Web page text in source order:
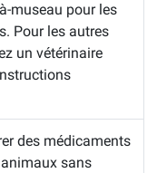
museau pour les
Pour les autres
un vétérinaire
des médicaments
sans